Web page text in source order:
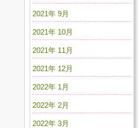
2021年 9月
2021年 10月
2021年 11月
2021年 12月
2022年 1月
2022年 2月
2022年 3月